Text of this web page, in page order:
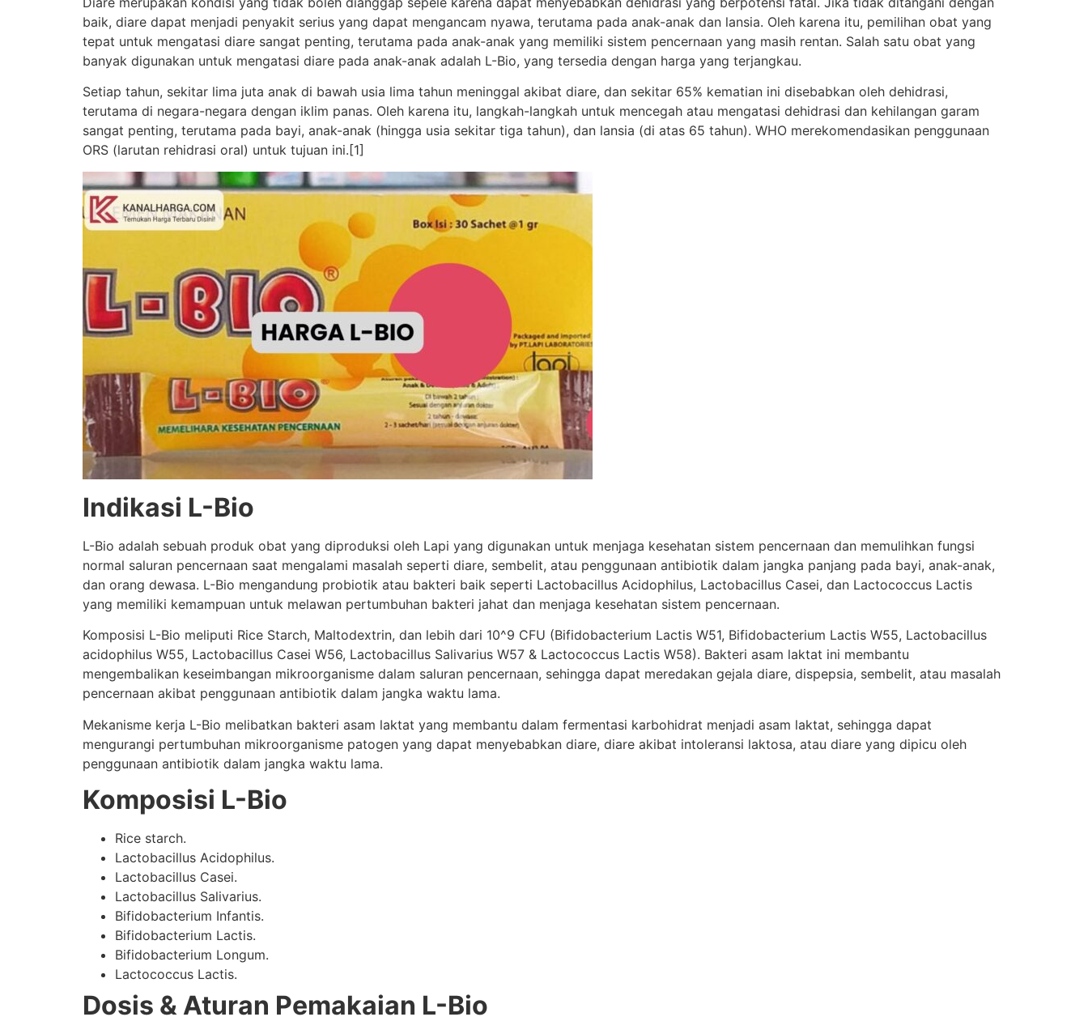
baik, diare dapat menjadi penyakit serius yang dapat mengancam nyawa, terutama pada anak-anak dan lansia. Oleh karena itu, pemilihan obat yang
tepat untuk mengatasi diare sangat penting, terutama pada anak-anak yang memiliki sistem pencernaan yang masih rentan. Salah satu obat yang
banyak digunakan untuk mengatasi diare pada anak-anak adalah L-Bio, yang tersedia dengan harga yang terjangkau.
Setiap tahun, sekitar lima juta anak di bawah usia lima tahun meninggal akibat diare, dan sekitar 65% kematian ini disebabkan oleh dehidrasi,
terutama di negara-negara dengan iklim panas. Oleh karena itu, langkah-langkah untuk mencegah atau mengatasi dehidrasi dan kehilangan garam
sangat penting, terutama pada bayi, anak-anak (hingga usia sekitar tiga tahun), dan lansia (di atas 65 tahun). WHO merekomendasikan penggunaan
ORS (larutan rehidrasi oral) untuk tujuan ini.[1]
Indikasi L-Bio
L-Bio adalah sebuah produk obat yang diproduksi oleh Lapi yang digunakan untuk menjaga kesehatan sistem pencernaan dan memulihkan fungsi
normal saluran pencernaan saat mengalami masalah seperti diare, sembelit, atau penggunaan antibiotik dalam jangka panjang pada bayi, anak-anak,
dan orang dewasa. L-Bio mengandung probiotik atau bakteri baik seperti Lactobacillus Acidophilus, Lactobacillus Casei, dan Lactococcus Lactis
yang memiliki kemampuan untuk melawan pertumbuhan bakteri jahat dan menjaga kesehatan sistem pencernaan.
Komposisi L-Bio meliputi Rice Starch, Maltodextrin, dan lebih dari 10^9 CFU (Bifidobacterium Lactis W51, Bifidobacterium Lactis W55, Lactobacillus
acidophilus W55, Lactobacillus Casei W56, Lactobacillus Salivarius W57 & Lactococcus Lactis W58). Bakteri asam laktat ini membantu
mengembalikan keseimbangan mikroorganisme dalam saluran pencernaan, sehingga dapat meredakan gejala diare, dispepsia, sembelit, atau masalah
pencernaan akibat penggunaan antibiotik dalam jangka waktu lama.
Mekanisme kerja L-Bio melibatkan bakteri asam laktat yang membantu dalam fermentasi karbohidrat menjadi asam laktat, sehingga dapat
mengurangi pertumbuhan mikroorganisme patogen yang dapat menyebabkan diare, diare akibat intoleransi laktosa, atau diare yang dipicu oleh
penggunaan antibiotik dalam jangka waktu lama.
Komposisi L-Bio
Rice starch.
Lactobacillus Acidophilus.
Lactobacillus Casei.
Lactobacillus Salivarius.
Bifidobacterium Infantis.
Bifidobacterium Lactis.
Bifidobacterium Longum.
Lactococcus Lactis.
Dosis & Aturan Pemakaian L-Bio